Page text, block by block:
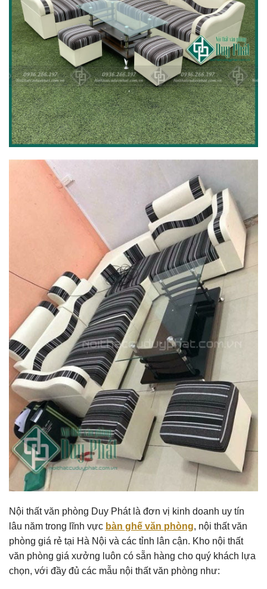
Nội thất văn phòng Duy Phát là đơn vị kinh doanh uy tín
lâu năm trong lĩnh vực bàn ghế văn phòng, nội thất văn
phòng giá rẻ tại Hà Nội và các tỉnh lân cận. Kho nội thất
văn phòng giá xưởng luôn có sẵn hàng cho quý khách lựa
chọn, với đầy đủ các mẫu nội thất văn phòng như: